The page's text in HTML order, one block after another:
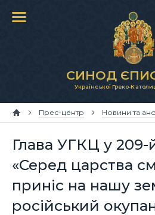
СИНОД
Української Греко-
Прес-центр Новини та
Глава УГКЦ у 209-
«Серед царства
приніс на нашу
російський